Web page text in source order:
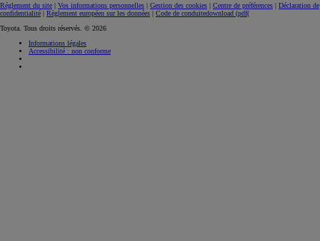
Réglement du site | Vos informations personnelles | Gestion des cookies | Centre de préférences | Déclaration de
confidentialité | Règlement européen sur les données | Code de conduitedownload (pdf(
Toyota. Tous droits réservés. © 2026
Informations légales
Accessibilité : non conforme